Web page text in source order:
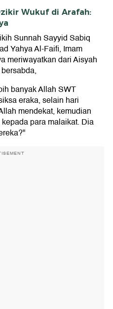
Wukuf di Arafah:
Sunnah Sayyid Sabiq
Yahya Al-Faifi, Imam
meriwayatkan dari Aisyah
banyak Allah SWT
eraka, selain hari
mendekat, kemudian
para malaikat. Dia